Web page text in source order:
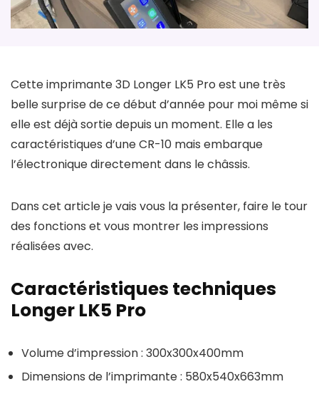
Cette imprimante 3D Longer LK5 Pro est une très
belle surprise de ce début d’année pour moi même si
elle est déjà sortie depuis un moment. Elle a les
caractéristiques d’une CR-10 mais embarque
l’électronique directement dans le châssis.
Dans cet article je vais vous la présenter, faire le tour
des fonctions et vous montrer les impressions
réalisées avec.
Caractéristiques techniques
Longer LK5 Pro
Volume d’impression : 300x300x400mm
Dimensions de l’imprimante : 580x540x663mm